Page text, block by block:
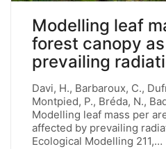
Modelling leaf
forest canopy
prevailing
Davi, H., Barbaroux, C.,
Montpied, P., Bréda, N.,
Modelling leaf mass per
affected by prevailing
Ecological Modelling 211,…